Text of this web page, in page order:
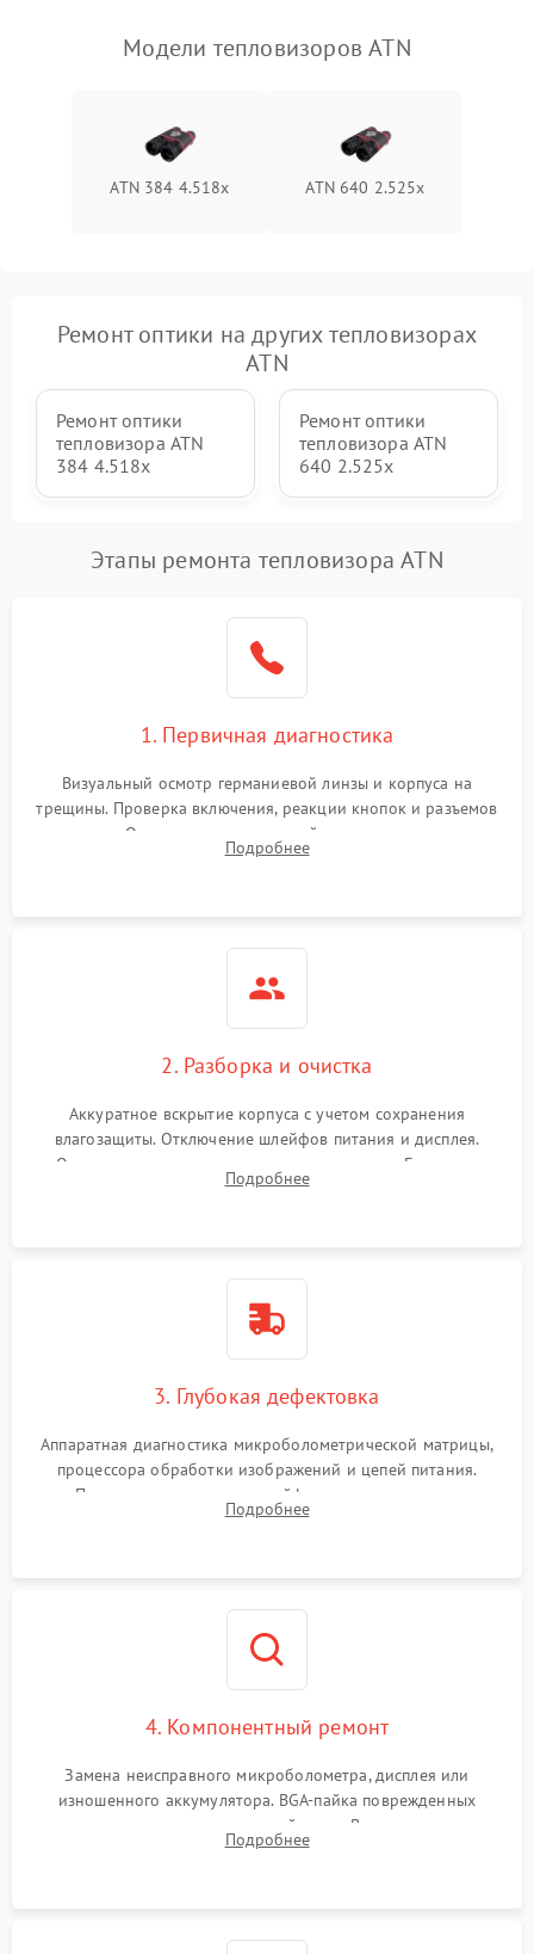
Модели тепловизоров ATN
ATN 384 4.518x ATN 640 2.525x
Ремонт оптики на других тепловизорах
ATN
Ремонт оптики
тепловизора ATN
384 4.518x
Ремонт оптики
тепловизора ATN
640 2.525x
Этапы ремонта тепловизора ATN
1. Первичная диагностика
Визуальный осмотр германиевой линзы и корпуса на
трещины. Проверка включения, реакции кнопок и разъемов
зарядки. Оценка вывода тепловой сигнатуры на экран,
проверка базовых функций и считывание системных
Подробнее
2. Разборка и очистка
Аккуратное вскрытие корпуса с учетом сохранения
влагозащиты. Отключение шлейфов питания и дисплея.
Очистка внутренних плат от окислов и пыли. Бережная
обработка германиевого объектива специализированными
Подробнее
3. Глубокая дефектовка
Аппаратная диагностика микроболометрической матрицы,
процессора обработки изображений и цепей питания.
Проверка целостности шлейфов, модуля памяти и
интерфейсов связи. Выявление сгоревших SMD-компонентов
Подробнее
4. Компонентный ремонт
Замена неисправного микроболометра, дисплея или
изношенного аккумулятора. BGA-пайка поврежденных
контроллеров на материнской плате. Восстановление
разъемов и кнопок, замена поврежденных элементов
Подробнее